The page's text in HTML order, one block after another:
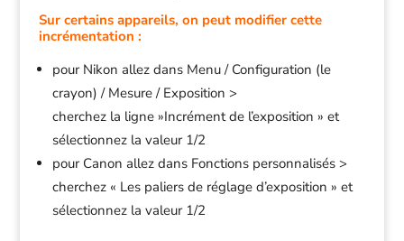
Sur certains appareils, on peut modifier cette
incrémentation :
pour Nikon allez dans Menu / Configuration (le
crayon) / Mesure / Exposition >
cherchez la ligne »Incrément de l’exposition » et
sélectionnez la valeur 1/2
pour Canon allez dans Fonctions personnalisés >
cherchez « Les paliers de réglage d’exposition » et
sélectionnez la valeur 1/2